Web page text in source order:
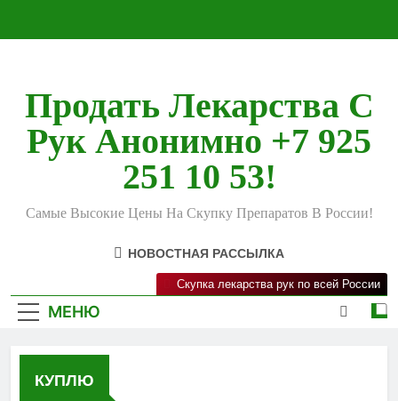
Продать Лекарства С
Рук Анонимно +7 925
251 10 53!
Самые Высокие Цены На Скупку Препаратов В России!
НОВОСТНАЯ РАССЫЛКА
МЕНЮ
Скупка лекарства рук по всей России
КУПЛЮ